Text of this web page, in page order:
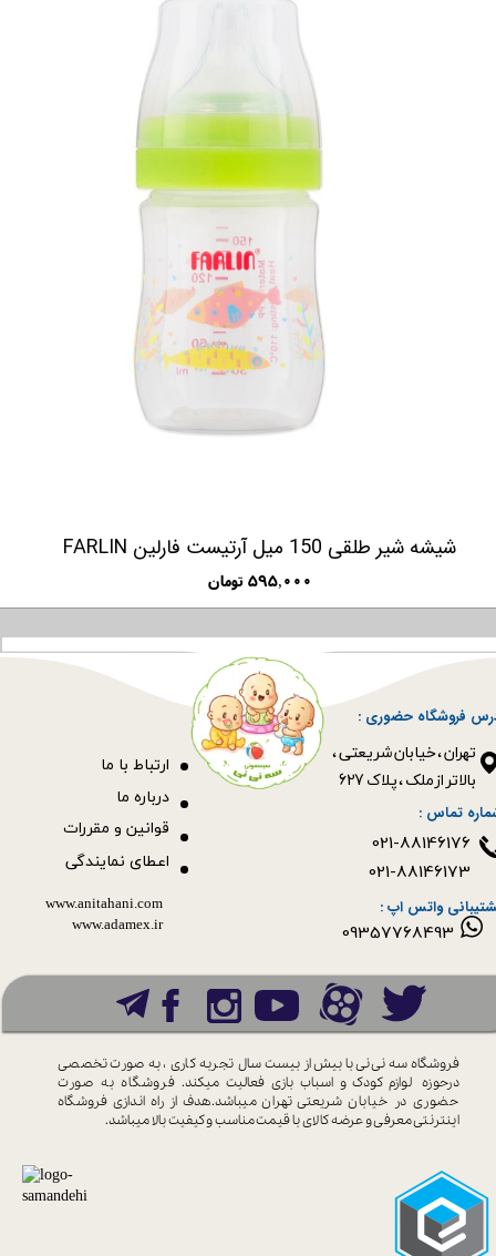
شیشه شیر طلقی 150 میل آرتیست فارلین FARLIN
۵۹۵,۰۰۰ تومان
فروشگاه حضوری :
​​​​​​​تهران ، خیابان شریعتی ،
بالاتر از ملک ، پلاک 627​​​​​​​
قوانین و مقررات
ارتباط با ما
09357768493
درباره ما
اعطای نمایندگی
www.anitahani.com
www.ada​​​​​​​mex.ir
فروشگاه سه نی نی با بیش از بیست سال تجربه کاری ، به صورت تخصصی
درحوزه لوازم کودک و اسباب بازی فعالیت میکند. فروشگاه به صورت
حضوری در خیابان شریعتی تهران میباشد.هدف از راه اندازی فروشگاه
اینترنتی معرفی و عرضه کالای باقیمت مناسب و کیفیت بالا میباشد.
تماس :
واتس اپ :